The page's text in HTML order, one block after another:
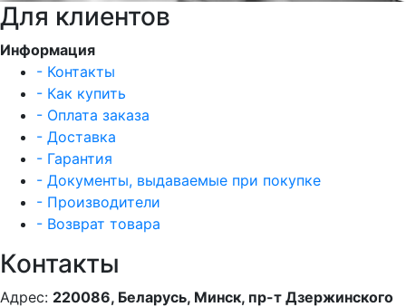
Для клиентов
Информация
- Контакты
- Как купить
- Оплата заказа
- Доставка
- Гарантия
- Документы, выдаваемые при покупке
- Производители
- Возврат товара
Контакты
Адрес: 220086, Беларусь, Минск, пр-т Дзержинского